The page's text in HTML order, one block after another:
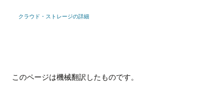
クラウド・ストレージの詳細
このページは機械翻訳したものです。